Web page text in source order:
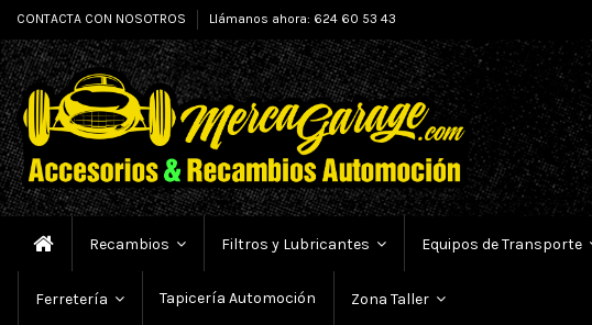
CONTACTA CON NOSOTROS Llámanos ahora: 624 60 53 43
Recambios Filtros y Lubricantes Equipos de Transporte
Ferretería Tapicería Automoción Zona Taller